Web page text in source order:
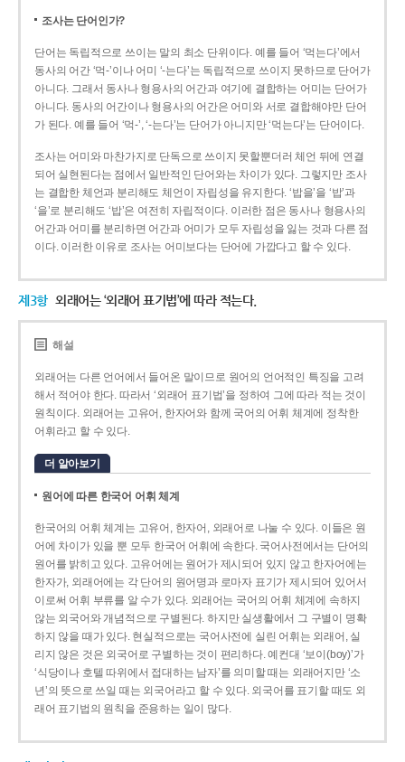
조사는 단어인가?
단어는 독립적으로 쓰이는 말의 최소 단위이다. 예를 들어 ‘먹는다’에서
동사의 어간 ‘먹-­’이나 어미 ‘­-는다’는 독립적으로 쓰이지 못하므로 단어가
아니다. 그래서 동사나 형용사의 어간과 여기에 결합하는 어미는 단어가
아니다. 동사의 어간이나 형용사의 어간은 어미와 서로 결합해야만 단어
가 된다. 예를 들어 ‘먹-’, ‘-는다’는 단어가 아니지만 ‘먹는다’는 단어이다.
조사는 어미와 마찬가지로 단독으로 쓰이지 못할뿐더러 체언 뒤에 연결
되어 실현된다는 점에서 일반적인 단어와는 차이가 있다. 그렇지만 조사
는 결합한 체언과 분리해도 체언이 자립성을 유지한다. ‘밥을’을 ‘밥’과
‘을’로 분리해도 ‘밥’은 여전히 자립적이다. 이러한 점은 동사나 형용사의
어간과 어미를 분리하면 어간과 어미가 모두 자립성을 잃는 것과 다른 점
이다. 이러한 이유로 조사는 어미보다는 단어에 가깝다고 할 수 있다.
제3항 외래어는 ‘외래어 표기법’에 따라 적는다.
해설
외래어는 다른 언어에서 들어온 말이므로 원어의 언어적인 특징을 고려
해서 적어야 한다. 따라서 ‘외래어 표기법’을 정하여 그에 따라 적는 것이
원칙이다. 외래어는 고유어, 한자어와 함께 국어의 어휘 체계에 정착한
어휘라고 할 수 있다.
더 알아보기
원어에 따른 한국어 어휘 체계
한국어의 어휘 체계는 고유어, 한자어, 외래어로 나눌 수 있다. 이들은 원
어에 차이가 있을 뿐 모두 한국어 어휘에 속한다. 국어사전에서는 단어의
원어를 밝히고 있다. 고유어에는 원어가 제시되어 있지 않고 한자어에는
한자가, 외래어에는 각 단어의 원어명과 로마자 표기가 제시되어 있어서
이로써 어휘 부류를 알 수가 있다. 외래어는 국어의 어휘 체계에 속하지
않는 외국어와 개념적으로 구별된다. 하지만 실생활에서 그 구별이 명확
하지 않을 때가 있다. 현실적으로는 국어사전에 실린 어휘는 외래어, 실
리지 않은 것은 외국어로 구별하는 것이 편리하다. 예컨대 ‘보이(boy)’가
‘식당이나 호텔 따위에서 접대하는 남자’를 의미할 때는 외래어지만 ‘소
년’의 뜻으로 쓰일 때는 외국어라고 할 수 있다. 외국어를 표기할 때도 외
래어 표기법의 원칙을 준용하는 일이 많다.